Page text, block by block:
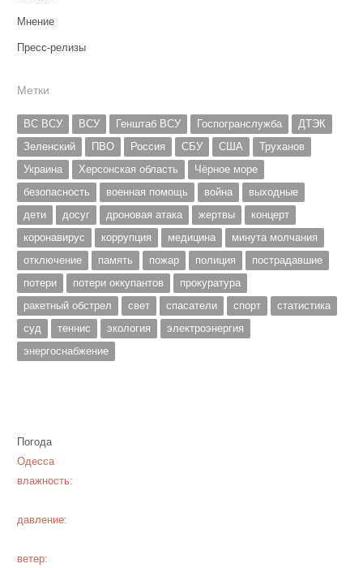
Мнение
Пресс-релизы
Метки
ВС ВСУ ВСУ Генштаб ВСУ Госпогранслужба
ДТЭК
Зеленский
ПВО Россия СБУ США
Труханов
Украина
Херсонская область
Чёрное море
безопасность
военная помощь война
выходные
дети
досуг дроновая атака жертвы
концерт
коронавирус
коррупция медицина
минута молчания
отключение
память пожар полиция
пострадавшие
потери
потери оккупантов
прокуратура
ракетный обстрел
свет спасатели спорт
статистика
суд
теннис экология
электроэнергия
энергоснабжение
Погода
Одесса
влажность:
давление:
ветер: